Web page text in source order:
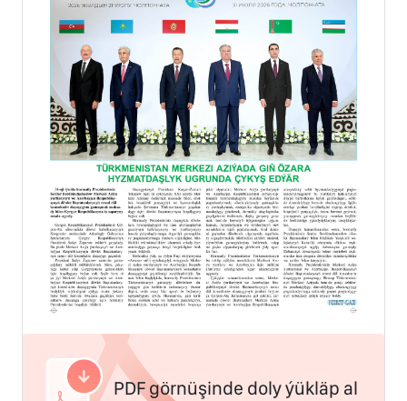
PDF görnüşinde doly ýükläp al